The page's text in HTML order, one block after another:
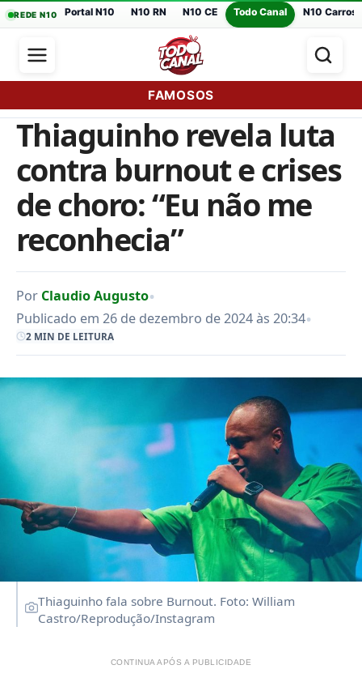
REDE N10 Portal N10 N10 RN N10 CE Todo Canal N10 Carros
FAMOSOS
Thiaguinho revela luta
contra burnout e crises
de choro: “Eu não me
reconhecia”
Por Claudio Augusto•
Publicado em 26 de dezembro de 2024 às 20:34•
2 MIN DE LEITURA
Thiaguinho fala sobre Burnout. Foto: William
Castro/Reprodução/Instagram
CONTINUA APÓS A PUBLICIDADE